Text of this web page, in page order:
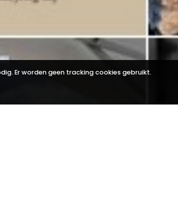
Er worden geen tracking cookies gebruikt.